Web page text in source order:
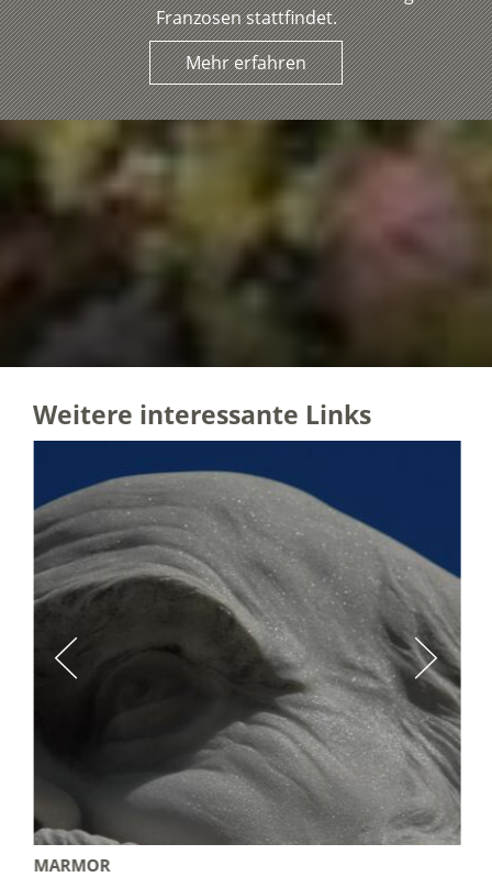
Franzosen stattfindet.
Mehr erfahren
Weitere interessante Links
MARMOR